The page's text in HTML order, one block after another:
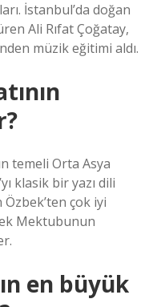
İstanbul’da doğan
Ali Rıfat Çoğatay,
müzik eğitimi aldı.
temeli Orta Asya
klasik bir yazı dili
çok iyi
Mektubunun
en büyük